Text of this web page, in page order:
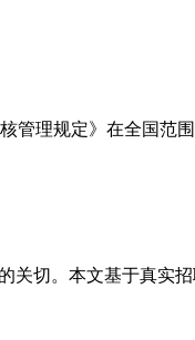
管理规定》在全国
切。本文基于真实